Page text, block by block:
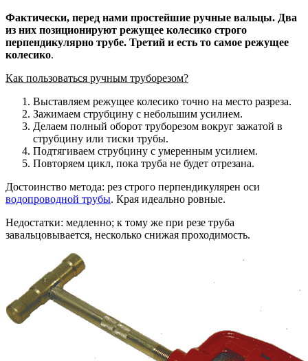
Фактически, перед нами простейшие ручные вальцы. Два
из них позиционируют режущее колесико строго
перпендикулярно трубе. Третий и есть то самое режущее
колесико.
Как пользоваться ручным труборезом?
Выставляем режущее колесико точно на место разреза.
Зажимаем струбцину с небольшим усилием.
Делаем полный оборот труборезом вокруг зажатой в
струбцину или тиски трубы.
Подтягиваем струбцину с умеренным усилием.
Повторяем цикл, пока труба не будет отрезана.
Достоинство метода: рез строго перпендикулярен оси
водопроводной трубы. Края идеально ровные.
Недостатки: медленно; к тому же при резе труба
завальцовывается, несколько снижая проходимость.